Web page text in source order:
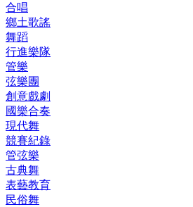
合唱
鄉土歌謠
舞蹈
行進樂隊
管樂
弦樂團
創意戲劇
國樂合奏
現代舞
競賽紀錄
管弦樂
古典舞
表藝教育
民俗舞